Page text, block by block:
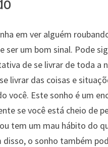
em ver alguém
ser um bom sinal. Pode
de se livrar de toda a
livrar das coisas e
você. Este sonho é um
se você está cheio de
tem um mau hábito do
disso, o sonho também